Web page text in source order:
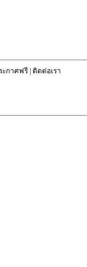
กาศฟรี| ติดต่อเรา